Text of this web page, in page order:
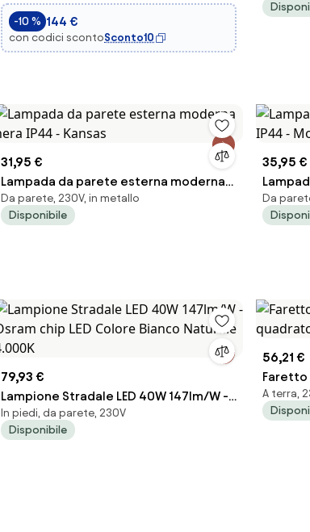
-10 % 144 €
con codici scontoSconto10
31,95 €
Lampada da parete esterna moderna
nera IP44 - Kansas
Da parete, 230V, in metallo
Disponibile
35,95 €
IP44 -
Da
79,93 €
Lampione Stradale LED 40W 147lm/W -
Osram chip LED Colore Bianco Naturale
4.000K
In piedi, da parete, 230V
Disponibile
56,21 €
Faretto
A terra,